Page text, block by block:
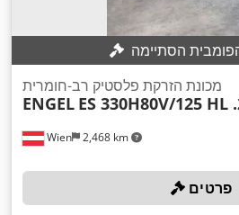
הסתיימה
Wien 2,468 km
מכונת הזרקת פלסטיק רב-חומרית
ENGEL ES 330H80V/125 HL
פרטים